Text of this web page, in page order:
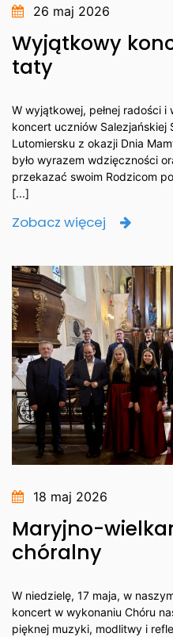
26 maj 2026
Wyjątkowy
taty
W wyjątkowej, pełnej radości
koncert uczniów Salezjańskiej
Lutomiersku z okazji Dnia
było wyrazem wdzięczności
przekazać swoim Rodzicom
[...]
Zobacz więcej
18 maj 2026
Maryjno-
chóralny
W niedzielę, 17 maja, w
koncert w wykonaniu Chóru
pięknej muzyki, modlitwy i